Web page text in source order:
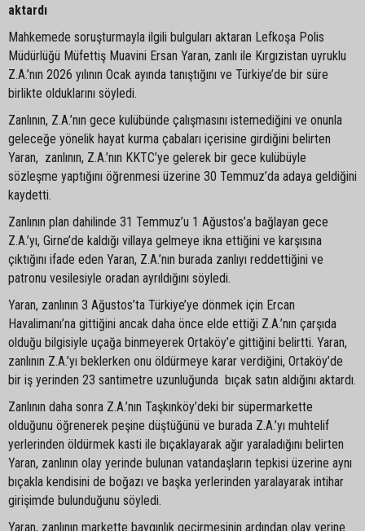
aktardı
Mahkemede soruşturmayla ilgili bulguları aktaran Lefkoşa Polis
Müdürlüğü Müfettiş Muavini Ersan Yaran, zanlı ile Kırgızistan uyruklu
Z.A.’nın 2026 yılının Ocak ayında tanıştığını ve Türkiye’de bir süre
birlikte olduklarını söyledi.
Zanlının, Z.A.’nın gece kulübünde çalışmasını istemediğini ve onunla
geleceğe yönelik hayat kurma çabaları içerisine girdiğini belirten
Yaran, zanlının, Z.A.’nın KKTC’ye gelerek bir gece kulübüyle
sözleşme yaptığını öğrenmesi üzerine 30 Temmuz’da adaya geldiğini
kaydetti.
Zanlının plan dahilinde 31 Temmuz’u 1 Ağustos’a bağlayan gece
Z.A.’yı, Girne’de kaldığı villaya gelmeye ikna ettiğini ve karşısına
çıktığını ifade eden Yaran, Z.A.’nın burada zanlıyı reddettiğini ve
patronu vesilesiyle oradan ayrıldığını söyledi.
Yaran, zanlının 3 Ağustos’ta Türkiye’ye dönmek için Ercan
Havalimanı’na gittiğini ancak daha önce elde ettiği Z.A.’nın çarşıda
olduğu bilgisiyle uçağa binmeyerek Ortaköy’e gittiğini belirtti. Yaran,
zanlının Z.A.’yı beklerken onu öldürmeye karar verdiğini, Ortaköy’de
bir iş yerinden 23 santimetre uzunluğunda bıçak satın aldığını aktardı.
Zanlının daha sonra Z.A.’nın Taşkınköy’deki bir süpermarkette
olduğunu öğrenerek peşine düştüğünü ve burada Z.A.’yı muhtelif
yerlerinden öldürmek kasti ile bıçaklayarak ağır yaraladığını belirten
Yaran, zanlının olay yerinde bulunan vatandaşların tepkisi üzerine aynı
bıçakla kendisini de boğazı ve başka yerlerinden yaralayarak intihar
girişimde bulunduğunu söyledi.
Yaran, zanlının markette baygınlık geçirmesinin ardından olay yerine